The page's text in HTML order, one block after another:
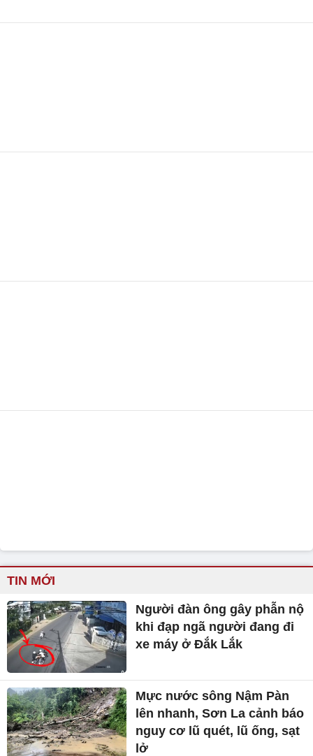
TIN MỚI
Người đàn ông gây phẫn nộ
khi đạp ngã người đang đi
xe máy ở Đắk Lắk
Mực nước sông Nậm Pàn
lên nhanh, Sơn La cảnh báo
nguy cơ lũ quét, lũ ống, sạt
lở